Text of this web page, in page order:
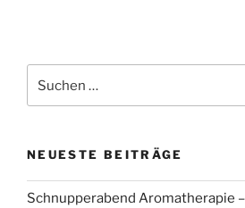
nach:
NEUESTE BEITRÄGE
Schnupperabend Aromatherapie